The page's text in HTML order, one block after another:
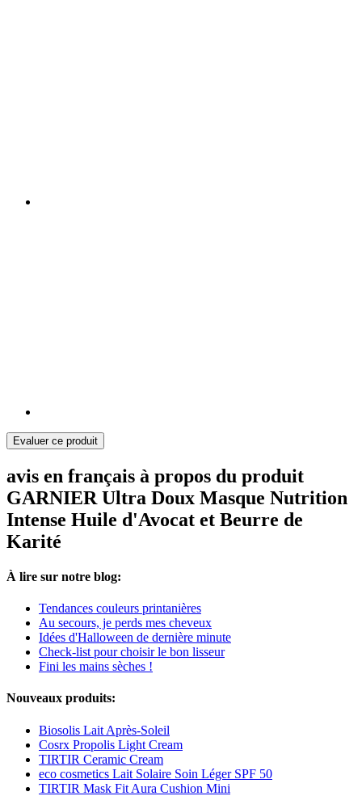
Evaluer ce produit
avis en français à propos du produit
GARNIER Ultra Doux Masque Nutrition
Intense Huile d'Avocat et Beurre de
Karité
À lire sur notre blog:
Tendances couleurs printanières
Au secours, je perds mes cheveux
Idées d'Halloween de dernière minute
Check-list pour choisir le bon lisseur
Fini les mains sèches !
Nouveaux produits:
Biosolis Lait Après-Soleil
Cosrx Propolis Light Cream
TIRTIR Ceramic Cream
eco cosmetics Lait Solaire Soin Léger SPF 50
TIRTIR Mask Fit Aura Cushion Mini